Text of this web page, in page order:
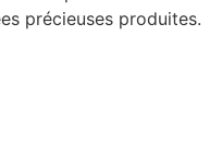
précieuses produites.